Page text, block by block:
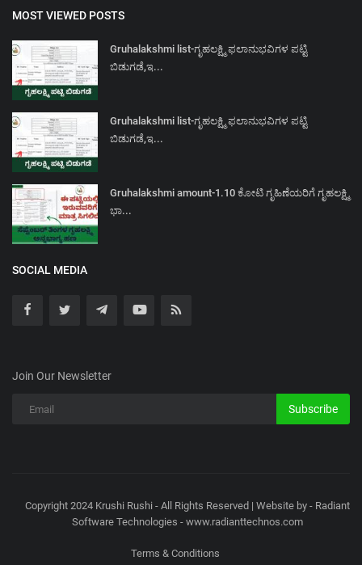
MOST VIEWED POSTS
Gruhalakshmi list-ಗೃಹಲಕ್ಷ್ಮಿ ಫಲಾನುಭವಿಗಳ ಪಟ್ಟಿ
ಬಿಡುಗಡೆ,ಇ...
Gruhalakshmi list-ಗೃಹಲಕ್ಷ್ಮಿ ಫಲಾನುಭವಿಗಳ ಪಟ್ಟಿ
ಬಿಡುಗಡೆ,ಇ...
Gruhalakshmi amount-1.10 ಕೋಟಿ ಗೃಹಿಣೆಯರಿಗೆ ಗೃಹಲಕ್ಷ್ಮಿ
ಭಾ...
SOCIAL MEDIA
Join Our Newsletter
Subscribe
Copyright 2024 Krushi Rushi - All Rights Reserved | Website by - Radiant
Software Technologies - www.radianttechnos.com
Terms & Conditions